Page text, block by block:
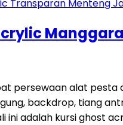
persewaan alat
backdrop, tiang
ini adalah kursi ghost